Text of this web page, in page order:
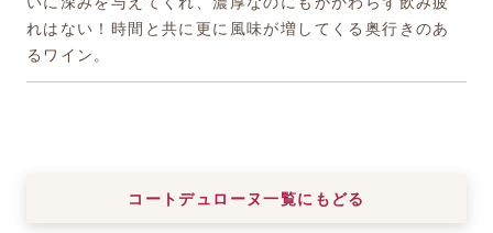
れはない！時間と共に更に風味が増してくる奥行きのあ
るワイン。
コートデュローヌ一覧にもどる